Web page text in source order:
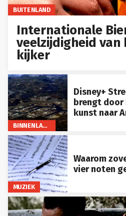
BUITENLAND
Internationale
veelzijdigheid van
kijker
BINNENLAND
Disney+
brengt door
kunst naar
MUZIEK
Waarom
vier noten